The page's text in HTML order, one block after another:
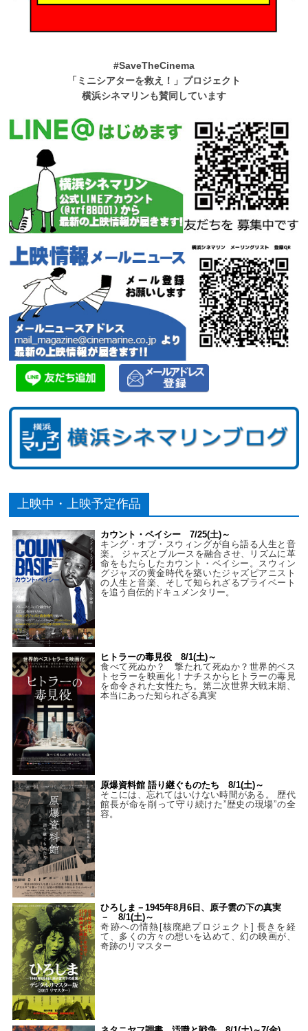
#SaveTheCinema
「ミニシアターを救え！」プロジェクト
横浜シネマリンも賛同しています
上映中・上映予定作品
カウント・ベイシー 7/25(土)～
キング・オブ・スウィングが自ら語る人生と音
楽。 ジャズとブルースを融合させ、リズムに革
命をもたらしたカウント・ベイシー。スウィン
グジャズの黄金時代を築いたジャズピアニスト
の人生と音楽、そして知られざるプライベート
を追う自伝的ドキュメンタリー。
ヒトラーの毒見役 8/1(土)～
食べて死ぬか？ 撃たれて死ぬか？世界的ベス
トセラーを映画化！ナチスからヒトラーの毒見
を命令された女性たち。第二次世界大戦末期、
本当にあった知られざる真実
原爆資料館 語り継ぐものたち 8/1(土)～
そこには、忘れてはいけない時間がある。 歴代
館長が命を削って守り続けた”歴史の現場”の全
容。
ひろしま－1945年8月6日、原子雲の下の真実
－ 8/1(土)～
奇跡への情熱[核廃絶プロジェクト] 長きを経
て、多くの方々の想いを込めて、幻の映画が、
奇跡のリマスター